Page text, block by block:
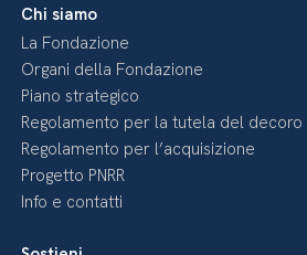
Chi siamo
La Fondazione
Organi della Fondazione
Piano strategico
Regolamento per la tutela del decoro
Regolamento per l’acquisizione
Progetto PNRR
Info e contatti